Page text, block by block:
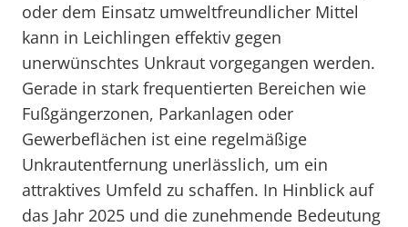
oder dem Einsatz umweltfreundlicher Mittel
kann in Leichlingen effektiv gegen
unerwünschtes Unkraut vorgegangen werden.
Gerade in stark frequentierten Bereichen wie
Fußgängerzonen, Parkanlagen oder
Gewerbeflächen ist eine regelmäßige
Unkrautentfernung unerlässlich, um ein
attraktives Umfeld zu schaffen. In Hinblick auf
das Jahr 2025 und die zunehmende Bedeutung